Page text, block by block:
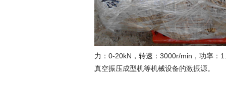
力：0-20kN，转速：3000r/min，功率：
真空振压成型机等机械设备的激振源。